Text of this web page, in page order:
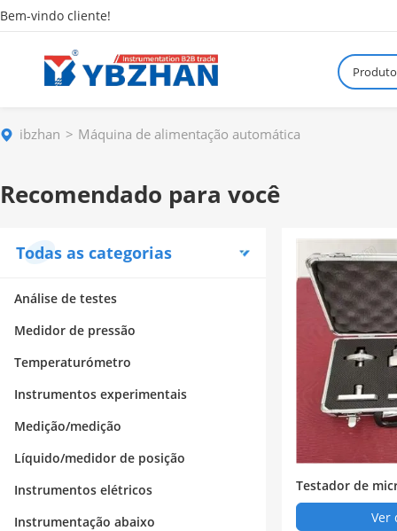
Bem-vindo cliente!
ibzhan Máquina de alimentação automática
Recomendado para você
Todas as categorias
Análise de testes
Medidor de pressão
Temperaturómetro
Instrumentos experimentais
Medição/medição
Líquido/medidor de posição
Instrumentos elétricos
Instrumentação abaixo
Testador de
automático de
Ver